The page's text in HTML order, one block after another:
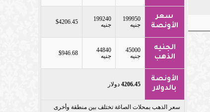
سعر
الأونصة
199950
جنيه
199240
جنيه
$4206.45
الجنيه
الذهب
45000
جنيه
44840
جنيه
$946.68
الأونصة
بالدولار
4206.45 دولار
سعر الذهب بمحلات الصاغة تختلف بين منطقة وأخرى